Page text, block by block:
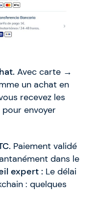
Avec carte →
un achat en
recevez les
envoyer
Paiement validé
dans le
expert : Le délai
: quelques